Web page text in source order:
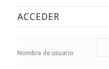
ACCEDER
Nombre de usuario